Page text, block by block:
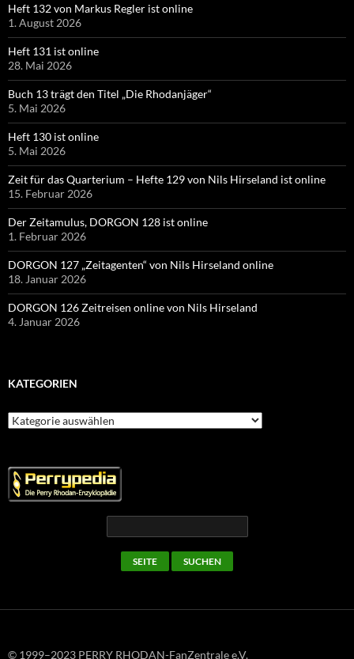
Heft 132 von Markus Regler ist online
1. August 2026
Heft 131 ist online
28. Mai 2026
Buch 13 trägt den Titel „Die Rhodanjäger“
5. Mai 2026
Heft 130 ist online
5. Mai 2026
Zeit für das Quarterium – Hefte 129 von Nils Hirseland ist online
15. Februar 2026
Der Zeitamulus, DORGON 128 ist online
1. Februar 2026
DORGON 127 „Zeitagenten“ von Nils Hirseland online
18. Januar 2026
DORGON 126 Zeitreisen online von Nils Hirseland
4. Januar 2026
KATEGORIEN
Kategorien
© 1999–2023 PERRY RHODAN-FanZentrale e.V.